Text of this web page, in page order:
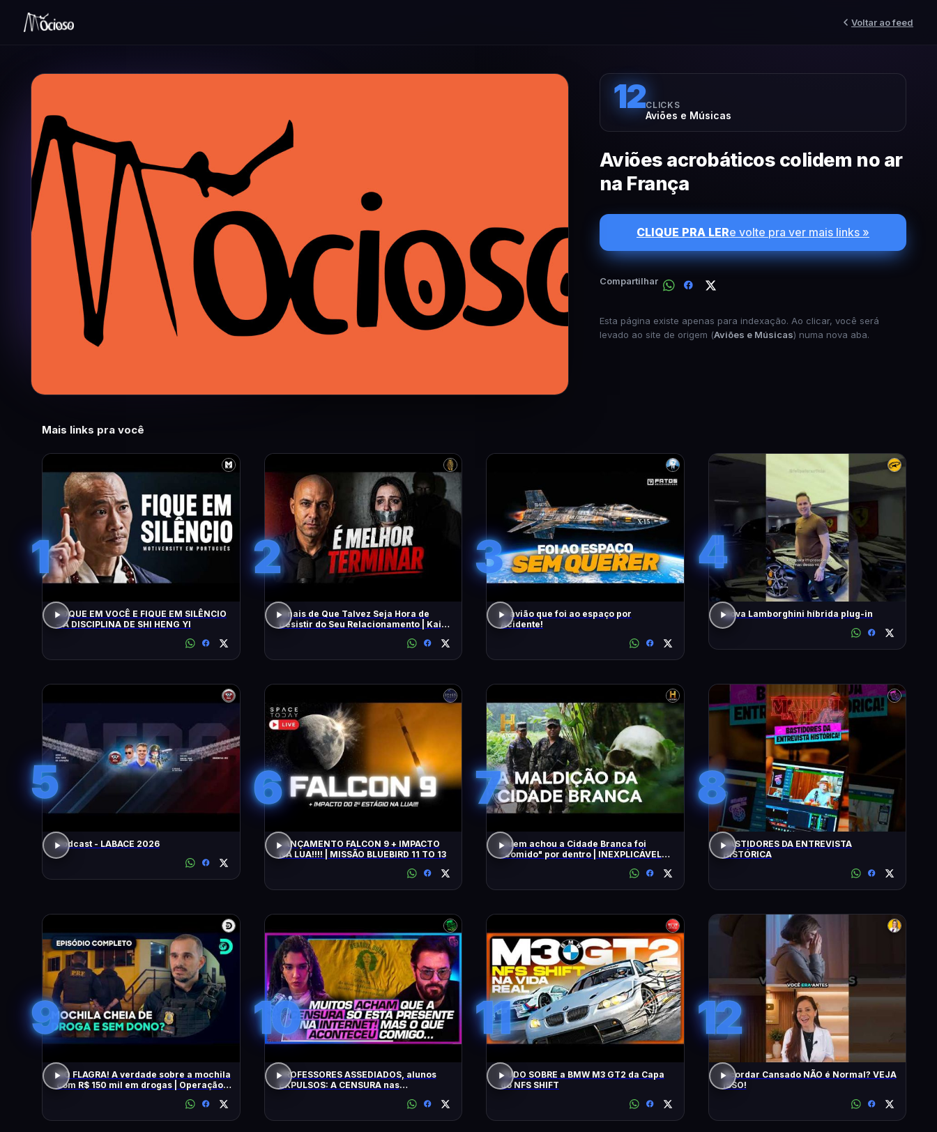
Voltar ao feed
12CLICKS
Aviões e Músicas
Aviões acrobáticos colidem no ar
na França
CLIQUE PRA LERe volte pra ver mais links »
Compartilhar
Esta página existe apenas para indexação. Ao clicar, você será
levado ao site de origem (Aviões e Músicas) numa nova aba.
Mais links pra você
1
FOQUE EM VOCÊ E FIQUE EM SILÊNCIO
– A DISCIPLINA DE SHI HENG YI
2
Sinais de Que Talvez Seja Hora de
Desistir do Seu Relacionamento | Kaio
3
O avião que foi ao espaço por
Acidente!
4
Nova Lamborghini híbrida plug-in
5
Podcast - LABACE 2026
6
LANÇAMENTO FALCON 9 + IMPACTO
NA LUA!!!! | MISSÃO BLUEBIRD 11 TO 13
7
Quem achou a Cidade Branca foi
"comido" por dentro | INEXPLICÁVEL
8
BASTIDORES DA ENTREVISTA
HISTÓRICA
9
NO FLAGRA! A verdade sobre a mochila
com R$ 150 mil em drogas | Operação
10
PROFESSORES ASSEDIADOS, alunos
EXPULSOS: A CENSURA nas
11
TUDO SOBRE a BMW M3 GT2 da Capa
do NFS SHIFT
12
Acordar Cansado NÃO é Normal? VEJA
ISSO!